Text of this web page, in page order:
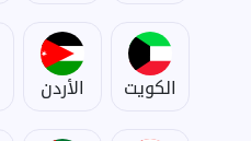
الكويت الأردن